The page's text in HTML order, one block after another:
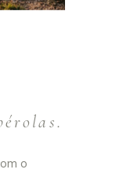
o